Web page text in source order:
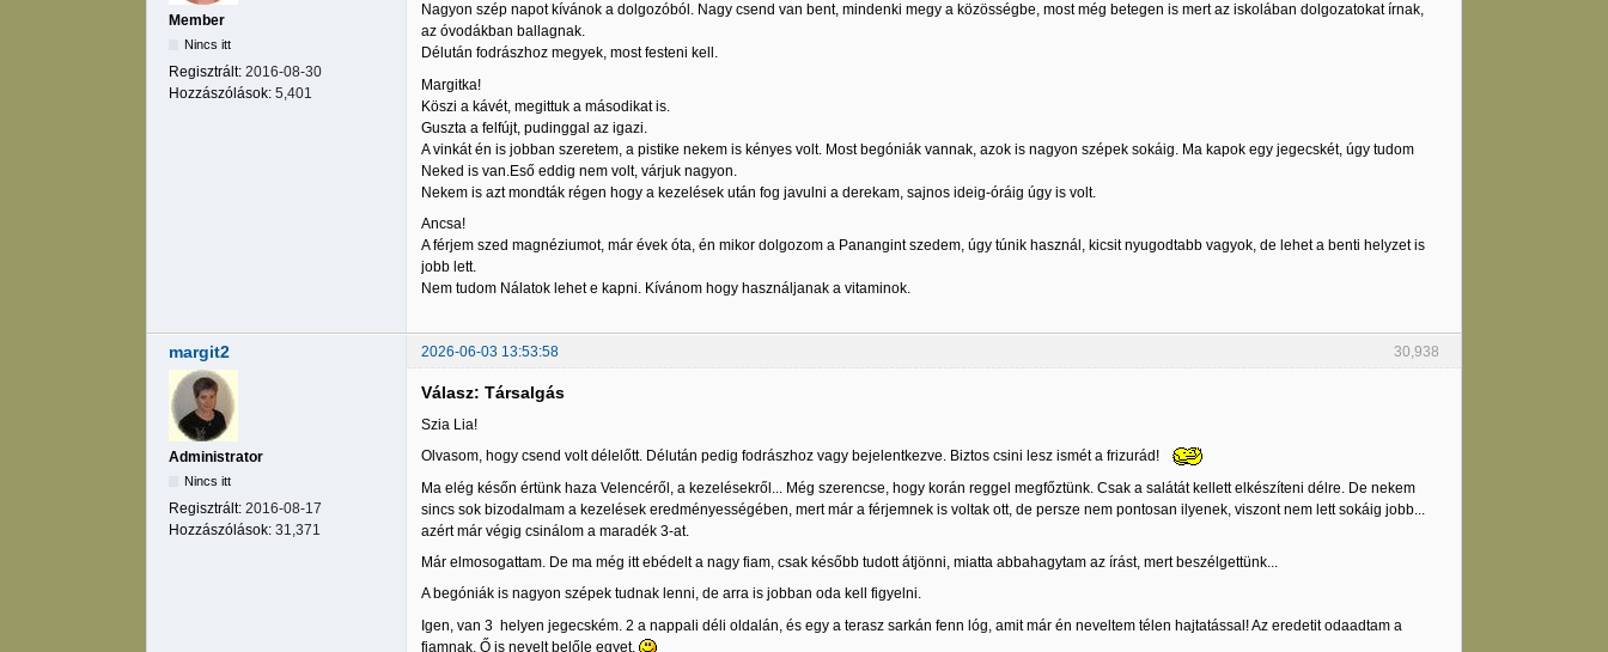
Member
Nincs itt
Regisztrált: 2016-08-30
Hozzászólások: 5,401
Nagyon szép napot kívánok a dolgozóból. Nagy csend van bent, mindenki megy a közösségbe, most még betegen is mert az iskolában dolgozatokat írnak,
az óvodákban ballagnak.
Délután fodrászhoz megyek, most festeni kell.
Margitka!
Köszi a kávét, megittuk a másodikat is.
Guszta a felfújt, pudinggal az igazi.
A vinkát én is jobban szeretem, a pistike nekem is kényes volt. Most begóniák vannak, azok is nagyon szépek sokáig. Ma kapok egy jegecskét, úgy tudom
Neked is van.Eső eddig nem volt, várjuk nagyon.
Nekem is azt mondták régen hogy a kezelések után fog javulni a derekam, sajnos ideig-óráig úgy is volt.
Ancsa!
A férjem szed magnéziumot, már évek óta, én mikor dolgozom a Panangint szedem, úgy túnik használ, kicsit nyugodtabb vagyok, de lehet a benti helyzet is
jobb lett.
Nem tudom Nálatok lehet e kapni. Kívánom hogy használjanak a vitaminok.
30,938
margit2 2026-06-03 13:53:58
Administrator
Nincs itt
Regisztrált: 2016-08-17
Hozzászólások: 31,371
Válasz: Társalgás
Szia Lia!
Olvasom, hogy csend volt délelőtt. Délután pedig fodrászhoz vagy bejelentkezve. Biztos csini lesz ismét a frizurád!
Ma elég későn értünk haza Velencéről, a kezelésekről... Még szerencse, hogy korán reggel megfőztünk. Csak a salátát kellett elkészíteni délre. De nekem
sincs sok bizodalmam a kezelések eredményességében, mert már a férjemnek is voltak ott, de persze nem pontosan ilyenek, viszont nem lett sokáig jobb...
azért már végig csinálom a maradék 3-at.
Már elmosogattam. De ma még itt ebédelt a nagy fiam, csak később tudott átjönni, miatta abbahagytam az írást, mert beszélgettünk...
A begóniák is nagyon szépek tudnak lenni, de arra is jobban oda kell figyelni.
Igen, van 3 helyen jegecském. 2 a nappali déli oldalán, és egy a terasz sarkán fenn lóg, amit már én neveltem télen hajtatással! Az eredetit odaadtam a
fiamnak, Ő is nevelt belőle egyet.